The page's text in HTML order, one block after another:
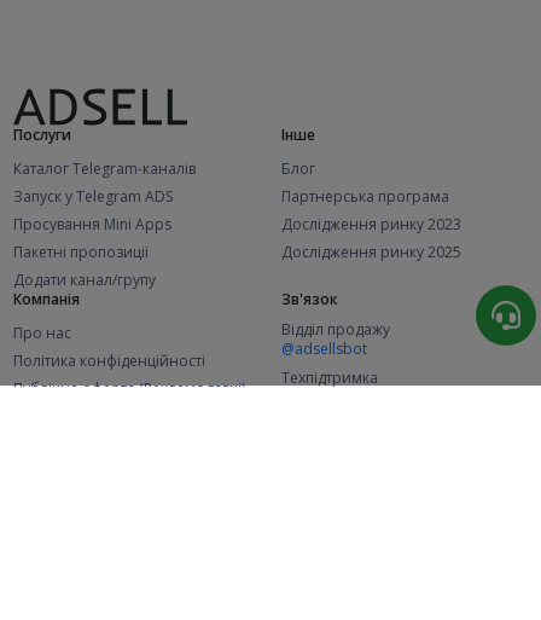
Послуги
Каталог Telegram-каналів
Запуск у Telegram ADS
Просування Mini Apps
Пакетні пропозиції
Додати канал/групу
Інше
Блог
Партнерська програма
Дослідження ринку 2023
Дослідження ринку 2025
Компанія
Про нас
Політика конфіденційності
Публічна оферта (Рекламодавці)
Зв'язок
Відділ продажу
@adsellsbot
Техпідтримка